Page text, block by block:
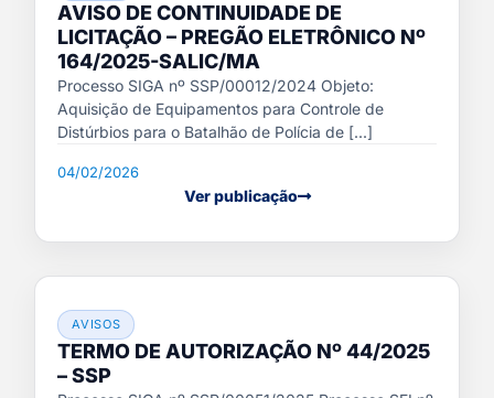
AVISO DE CONTINUIDADE DE
LICITAÇÃO – PREGÃO ELETRÔNICO Nº
164/2025-SALIC/MA
Processo SIGA nº SSP/00012/2024 Objeto:
Aquisição de Equipamentos para Controle de
Distúrbios para o Batalhão de Polícia de [...]
04/02/2026
Ver publicação
AVISOS
TERMO DE AUTORIZAÇÃO Nº 44/2025
– SSP